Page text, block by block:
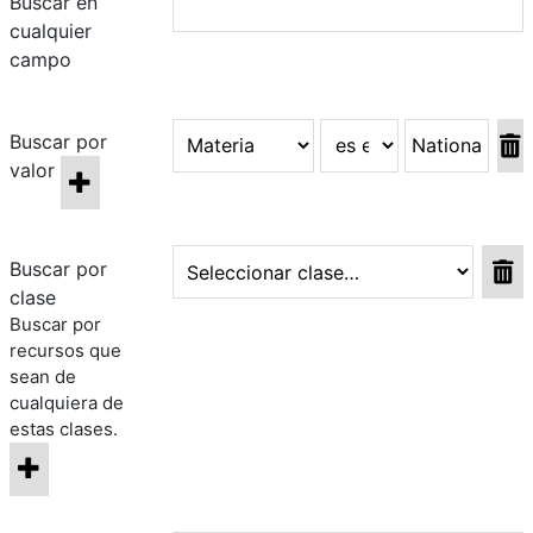
cualquier
campo
Buscar por
valor
Buscar por
clase
Buscar por
recursos que
sean de
cualquiera de
estas clases.